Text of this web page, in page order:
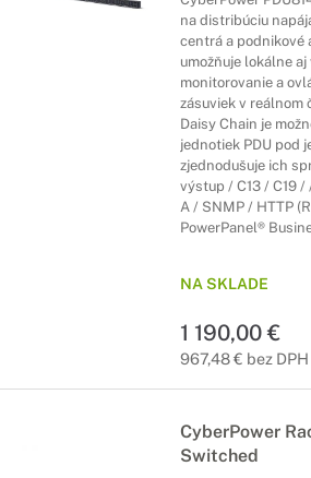
na distribúciu
centrá a podnikové
umožňuje lokálne
monitorovanie a
zásuviek v reálnom
Daisy Chain je
jednotiek PDU pod
zjednodušuje ich
výstup / C13 / C19
A / SNMP / HTTP
PowerPanel®
NA SKLADE
1 190,00 €
967,48 € bez DPH
CyberPower
Switched